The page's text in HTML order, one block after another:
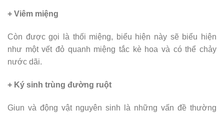
+ Viêm miệng
Còn được gọi là thối miệng, biểu hiện này sẽ biểu hiện
như một vết đỏ quanh miệng tắc kè hoa và có thể chảy
nước dãi.
+ Ký sinh trùng đường ruột
Giun và động vật nguyên sinh là những vấn đề thường